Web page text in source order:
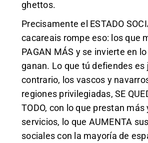
ghettos.
Precisamente el ESTADO
cacareais rompe eso: los que
PAGAN MÁS y se invierte en
ganan. Lo que tú defiendes
contrario, los vascos y
regiones privilegiadas, SE
TODO, con lo que prestan más
servicios, lo que AUMENTA
sociales con la mayoría de